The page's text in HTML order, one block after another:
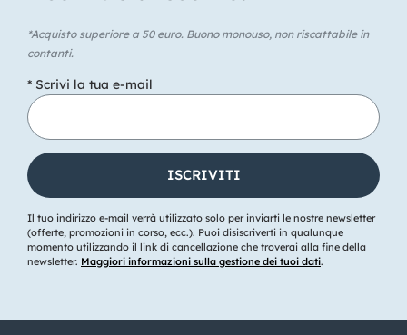
*Acquisto superiore a 50 euro. Buono monouso, non riscattabile in
contanti.
* Scrivi la tua e-mail
Il tuo indirizzo e-mail verrà utilizzato solo per inviarti le nostre newsletter
(offerte, promozioni in corso, ecc.). Puoi disiscriverti in qualunque
momento utilizzando il link di cancellazione che troverai alla fine della
newsletter. Maggiori informazioni sulla gestione dei tuoi dati.